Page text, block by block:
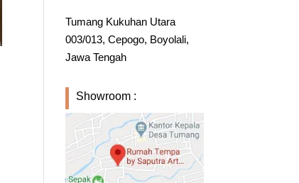
Tumang Kukuhan Utara
003/013, Cepogo, Boyolali,
Jawa Tengah
Showroom :